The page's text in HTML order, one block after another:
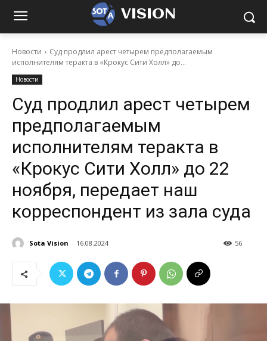
VISION
Новости
Суд продлил арест четырем предполагаемым
исполнителям теракта в «Крокус Сити Холл» до...
Новости
Суд продлил арест четырем
предполагаемым
исполнителям теракта в
«Крокус Сити Холл» до 22
ноября, передает наш
корреспондент из зала суда
Sota Vision 16.08.2024 56